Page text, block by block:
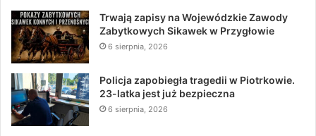
Trwają zapisy na Wojewódzkie Zawody
Zabytkowych Sikawek w Przygłowie
6 sierpnia, 2026
Policja zapobiegła tragedii w Piotrkowie.
23-latka jest już bezpieczna
6 sierpnia, 2026